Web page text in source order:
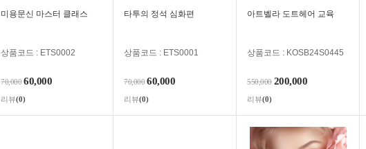
미용문신 마스터 클래스
상품코드 : ETS0002
70,000 60,000
리뷰(0)
타투의 정석 심화편
상품코드 : ETS0001
70,000 60,000
리뷰(0)
아트벨라 도트헤어 교육
상품코드 : KOSB24S0445
550,000 200,000
리뷰(0)